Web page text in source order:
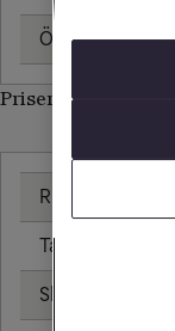
Öppningsavgift
Priser inom Bolivia
Ringa samtal
Ta emot samtal
Skicka sms